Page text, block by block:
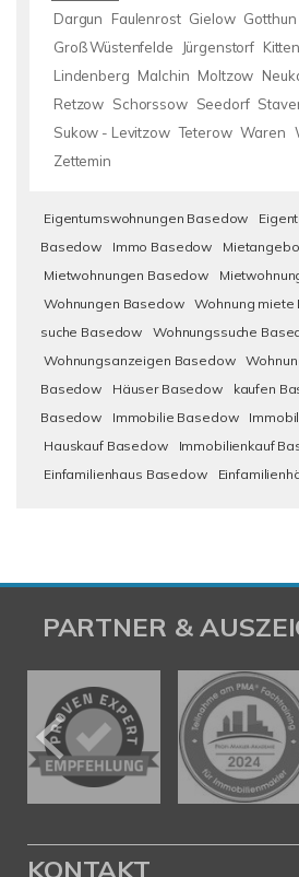
Dargun
Faulenrost Gielow Gotthun
Groß Wüstenfelde
Jürgenstorf
Lindenberg Malchin Moltzow
Retzow Schorssow Seedorf
Sukow - Levitzow Teterow Waren
Zettemin
Eigentumswohnungen Basedow
Basedow
Immo Basedow
Mietwohnungen Basedow
Wohnungen Basedow
Wohnung
suche Basedow
Wohnungssuche
Wohnungsanzeigen Basedow
Basedow
Häuser Basedow kaufen
Basedow
Immobilie Basedow
Hauskauf Basedow
Immobilienkauf
Einfamilienhaus Basedow
PARTNER &
KONTAKT